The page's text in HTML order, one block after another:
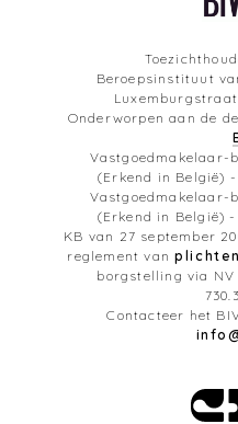
Beroepsinstituut
Luxemburgstraat
Onderworpen aan de
Vastgoedmakelaar-
(Erkend in België)
Vastgoedmakelaar-
(Erkend in België)
KB van 27 september
reglement van
borgstelling via NV
Contacteer het